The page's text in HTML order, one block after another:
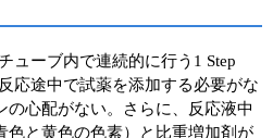
ューブ内で連続的に行う1 Step
応途中で試薬を添加する必要がな
の心配がない。さらに、反応液中
色と黄色の色素）と比重増加剤が